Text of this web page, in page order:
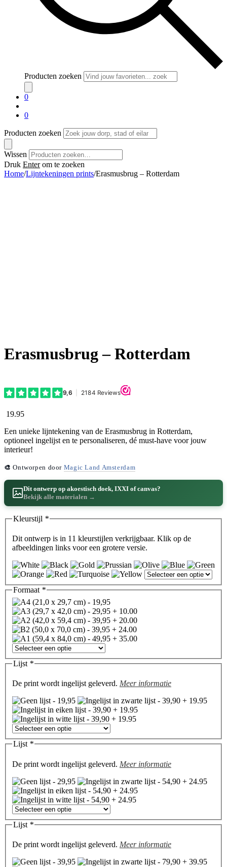
Producten zoeken
0
0
Producten zoeken
Wissen
Druk Enterom te zoeken
Home/Lijntekeningen prints/Erasmusbrug – Rotterdam
Erasmusbrug – Rotterdam
19.95
Een unieke lijntekening van de Erasmusbrug in Rotterdam,
optioneel ingelijst en te personaliseren, dé must-have voor jouw
interieur!
🎨Ontworpen door Magic Land Amsterdam
Dit ontwerp op akoestisch doek, IXXI of canvas?
Bekijk alle materialen →
Kleurstijl *
Dit ontwerp is in 11 kleurstijlen verkrijgbaar. Klik op de
afbeeldingen links voor een grotere versie.
Formaat *
Lijst *
De print wordt ingelijst geleverd. Meer informatie
Lijst *
De print wordt ingelijst geleverd. Meer informatie
Lijst *
De print wordt ingelijst geleverd. Meer informatie